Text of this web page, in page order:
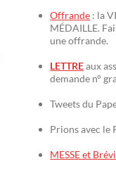
Offrande : la
MÉDAILLE.
une offrande.
LETTREaux
demande n°
Tweets du
Prions avec le
MESSE et